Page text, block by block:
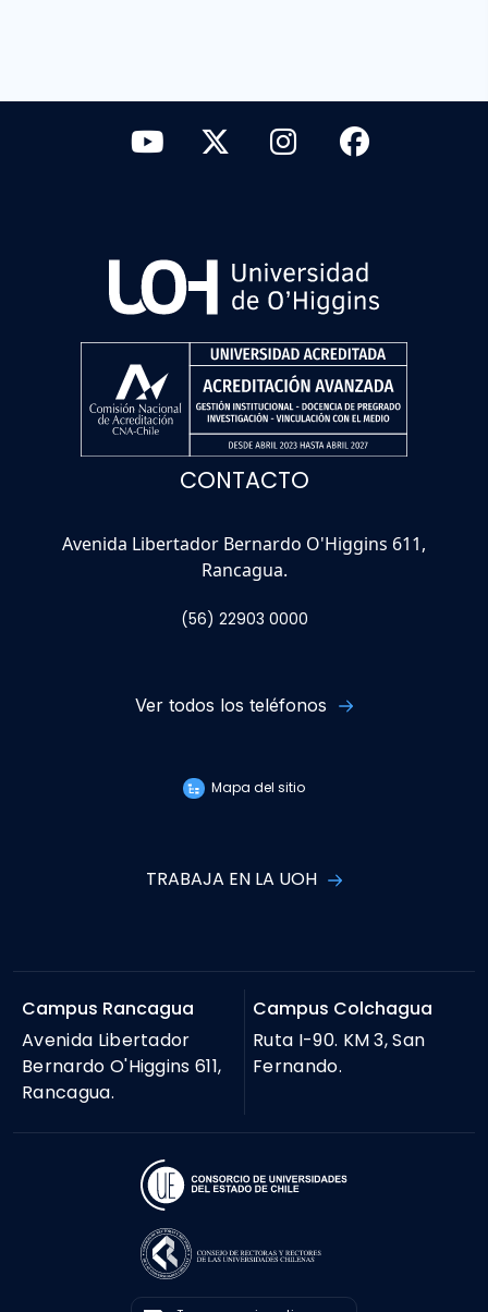
CONTACTO
Avenida Libertador Bernardo O'Higgins 611,
Rancagua.
(56) 22903 0000
Ver todos los teléfonos
Mapa del sitio
TRABAJA EN LA UOH
Campus Rancagua
Avenida Libertador
Bernardo O'Higgins 611,
Rancagua.
Campus Colchagua
Ruta I-90. KM 3, San
Fernando.